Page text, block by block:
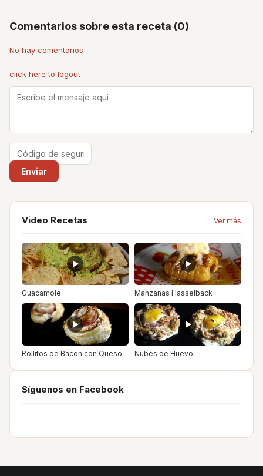
Comentarios sobre esta receta (0)
No hay comentarios
click here to logout
Video Recetas Ver más
Guacamole Manzanas Hasselback
Rollitos de Bacon con Queso Nubes de Huevo
Síguenos en Facebook